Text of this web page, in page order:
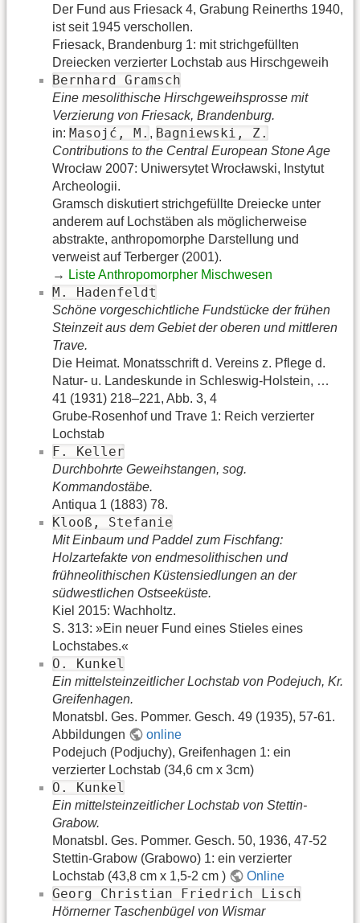
Der Fund aus Friesack 4, Grabung Reinerths 1940,
ist seit 1945 verschollen.
Friesack, Brandenburg 1: mit strichgefüllten
Dreiecken verzierter Lochstab aus Hirschgeweih
Bernhard Gramsch
Eine mesolithische Hirschgeweihsprosse mit
Verzierung von Friesack, Brandenburg.
in: Masojć, M. , Bagniewski, Z.
Contributions to the Central European Stone Age
Wrocław 2007: Uniwersytet Wrocławski, Instytut
Archeologii.
Gramsch diskutiert strichgefüllte Dreiecke unter
anderem auf Lochstäben als möglicherweise
abstrakte, anthropomorphe Darstellung und
verweist auf Terberger (2001).
→ Liste Anthropomorpher Mischwesen
M. Hadenfeldt
Schöne vorgeschichtliche Fundstücke der frühen
Steinzeit aus dem Gebiet der oberen und mittleren
Trave.
Die Heimat. Monatsschrift d. Vereins z. Pflege d.
Natur- u. Landeskunde in Schleswig-Holstein, …
41 (1931) 218–221, Abb. 3, 4
Grube-Rosenhof und Trave 1: Reich verzierter
Lochstab
F. Keller
Durchbohrte Geweihstangen, sog.
Kommandostäbe.
Antiqua 1 (1883) 78.
Klooß, Stefanie
Mit Einbaum und Paddel zum Fischfang:
Holzartefakte von endmesolithischen und
frühneolithischen Küstensiedlungen an der
südwestlichen Ostseeküste.
Kiel 2015: Wachholtz.
S. 313: »Ein neuer Fund eines Stieles eines
Lochstabes.«
O. Kunkel
Ein mittelsteinzeitlicher Lochstab von Podejuch, Kr.
Greifenhagen.
Monatsbl. Ges. Pommer. Gesch. 49 (1935), 57-61.
Abbildungen
online
Podejuch (Podjuchy), Greifenhagen 1: ein
verzierter Lochstab (34,6 cm x 3cm)
O. Kunkel
Ein mittelsteinzeitlicher Lochstab von Stettin-
Grabow.
Monatsbl. Ges. Pommer. Gesch. 50, 1936, 47-52
Stettin-Grabow (Grabowo) 1: ein verzierter
Lochstab (43,8 cm x 1,5-2 cm )
Online
Georg Christian Friedrich Lisch
Hörnerner Taschenbügel von Wismar